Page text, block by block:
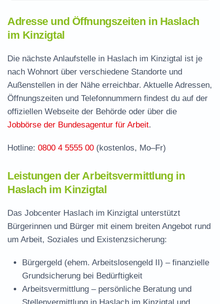
Kinzigtal
Leistungen der Arbeitsvermittlung in Haslach
im Kinzigtal
Termin vereinbaren und Bürgergeld beantragen
Jobcenter Ortenaukreis – zuständige Stelle
Stellenangebote und Jobbörse in Haslach im
Kinzigtal
Adresse und Öffnungszeiten in Haslach
im Kinzigtal
Die nächste Anlaufstelle in Haslach im Kinzigtal ist je
nach Wohnort über verschiedene Standorte und
Außenstellen in der Nähe erreichbar. Aktuelle Adressen,
Öffnungszeiten und Telefonnummern findest du auf der
offiziellen Webseite der Behörde oder über die
Jobbörse der Bundesagentur für Arbeit.
Hotline: 0800 4 5555 00 (kostenlos, Mo–Fr)
Leistungen der Arbeitsvermittlung in
Haslach im Kinzigtal
Das Jobcenter Haslach im Kinzigtal unterstützt
Bürgerinnen und Bürger mit einem breiten Angebot rund
um Arbeit, Soziales und Existenzsicherung:
Bürgergeld (ehem. Arbeitslosengeld II) – finanzielle
Grundsicherung bei Bedürftigkeit
Arbeitsvermittlung – persönliche Beratung und